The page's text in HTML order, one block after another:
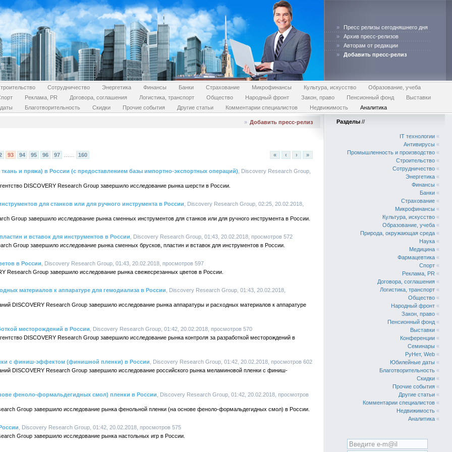
»
Пресс релизы сегодняшнего дня
»
Архив пресс-релизов
»
Авторам от редакции
»
Добавить пресс-релиз
Сотрудничество Энергетика Финансы Банки Страхование Микрофинансы Культура, искусство
Образование, учеба
Реклама, PR Договора, соглашения Логистика, транспорт Общество Народный фронт Закон, право Пенсионный фонд
Выставки
Благотворительность Скидки Прочие события Другие статьи Комментарии специалистов Недвижимость Аналитика
» Добавить пресс-релиз
93 94 95 96 97 160 « ‹ › »
и пряжа) в России (с предоставлением базы импортно-экспортных операций) , Discovery Research Group,
DISCOVERY Research Group завершило исследование рынка шерсти в России.
для станков или для ручного инструмента в России , Discovery Research Group, 02:25, 20.02.2018,
Group завершило исследование рынка сменных инструментов для станков или для ручного инструмента в России.
и вставок для инструментов в России , Discovery Research Group, 01:43, 20.02.2018, просмотров 572
Group завершило исследование рынка сменных брусков, пластин и вставок для инструментов в России.
в России , Discovery Research Group, 01:43, 20.02.2018, просмотров 597
Research Group завершило исследование рынка свежесрезанных цветов в России.
материалов к аппаратуре для гемодиализа в России , Discovery Research Group, 01:43, 20.02.2018,
DISCOVERY Research Group завершило исследование рынка аппаратуры и расходных материалов к аппаратуре
месторождений в России , Discovery Research Group, 01:42, 20.02.2018, просмотров 570
DISCOVERY Research Group завершило исследование рынка контроля за разработкой месторождений в
с финиш-эффектом (финишной пленки) в России , Discovery Research Group, 01:42, 20.02.2018, просмотров 602
DISCOVERY Research Group завершило исследование российского рынка меламиновой пленки с финиш-
феноло-формальдегидных смол) пленки в России , Discovery Research Group, 01:42, 20.02.2018, просмотров
Group завершило исследование рынка фенольной пленки (на основе феноло-формальдегидных смол) в России.
, Discovery Research Group, 01:42, 20.02.2018, просмотров 575
Group завершило исследование рынка настольных игр в России.
Разделы //
IT технологии «
Антивирусы «
Промышленность и производство «
Строительство «
Сотрудничество «
Энергетика «
Финансы «
Банки «
Страхование «
Микрофинансы «
Культура, искусство «
Образование, учеба «
Природа, окружающая среда «
Наука «
Медицина «
Фармацевтика «
Спорт «
Реклама, PR «
Договора, соглашения «
Логистика, транспорт «
Общество «
Народный фронт «
Закон, право «
Пенсионный фонд «
Выставки «
Конференции «
Семинары «
РуНет, Web «
Юбилейные даты «
Благотворительность «
Скидки «
Прочие события «
Другие статьи «
Комментарии специалистов «
Недвижимость «
Аналитика «